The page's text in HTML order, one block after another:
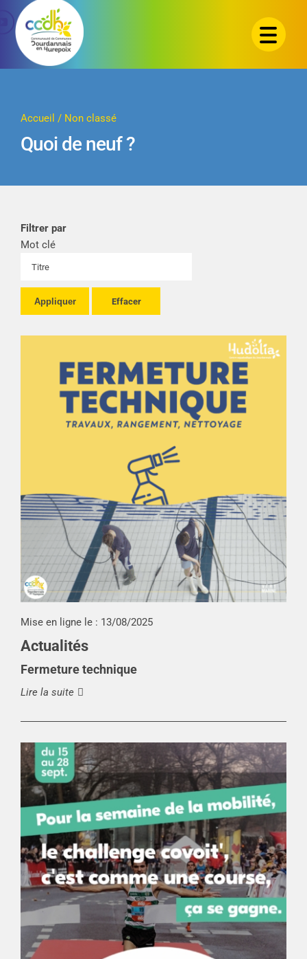
Passer
contenu
Accueil / Non classé
Quoi de neuf ?
Filtrer par
Mot clé
Appliquer
Mise en ligne le : 13/08/2025
Actualités
Fermeture technique
Lire la suite